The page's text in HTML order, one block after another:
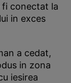
conectat la
in exces
a cedat,
in zona
iesirea